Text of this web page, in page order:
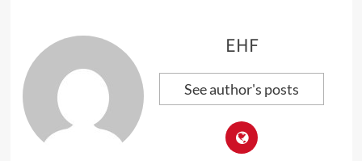
EHF
See author's posts